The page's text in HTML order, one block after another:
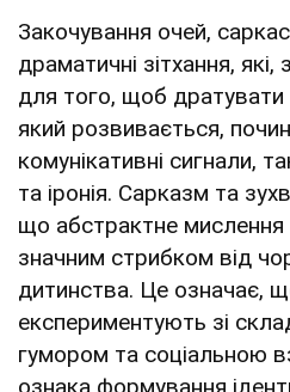
Закочування очей,
драматичні зітхання, які,
для того, щоб
який розвивається,
комунікативні сигнали,
та іронія. Сарказм та
що абстрактне мислення
значним стрибком від
дитинства. Це означає,
експериментують зі
гумором та соціальною
ознака формування